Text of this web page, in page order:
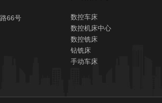
66号
数控车床
数控机床中心
数控铣床
钻铣床
手动车床